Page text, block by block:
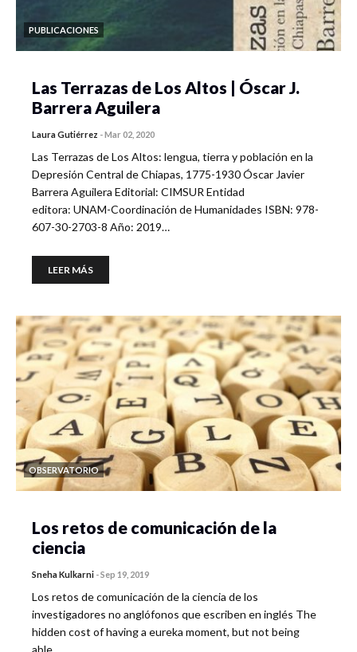
PUBLICACIONES
Las Terrazas de Los Altos | Óscar J.
Barrera Aguilera
Laura Gutiérrez -Mar 02, 2020
Las Terrazas de Los Altos: lengua, tierra y población en la
Depresión Central de Chiapas, 1775-1930 Óscar Javier
Barrera Aguilera Editorial: CIMSUR Entidad
editora: UNAM-Coordinación de Humanidades ISBN: 978-
607-30-2703-8 Año: 2019…
LEER MÁS
OBSERVATORIO
Los retos de comunicación de la
ciencia
Sneha Kulkarni -Sep 19, 2019
Los retos de comunicación de la ciencia de los
investigadores no anglófonos que escriben en inglés The
hidden cost of having a eureka moment, but not being
able…